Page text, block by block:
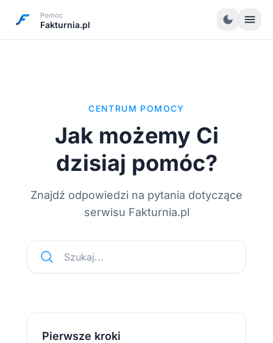
Pomoc
Fakturnia.pl dark_mode menu
CENTRUM POMOCY
Jak możemy Ci
dzisiaj pomóc?
Znajdź odpowiedzi na pytania dotyczące
serwisu Fakturnia.pl
Szukaj...
Pierwsze kroki